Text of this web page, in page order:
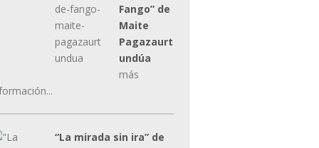
Fango” de
Maite
Pagazaurt
undúa
más
“La mirada sin ira” de